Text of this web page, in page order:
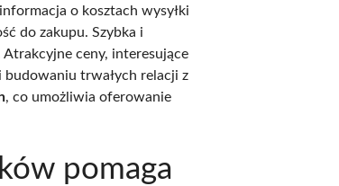
o kosztach wysyłki
do zakupu. Szybka i
ceny, interesujące
budowaniu trwałych relacji z
, co umożliwia oferowanie
pomaga